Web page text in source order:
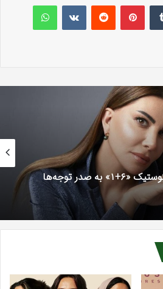
تامبلر پینتریستReddit
VKontakteواتس آپ
از پروژه «عشقم کارادنیز»